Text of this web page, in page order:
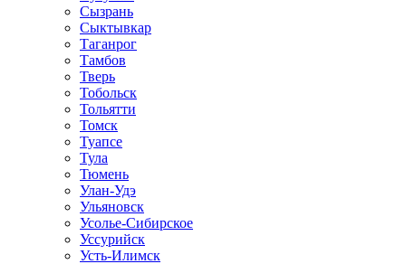
Сызрань
Сыктывкар
Таганрог
Тамбов
Тверь
Тобольск
Тольятти
Томск
Туапсе
Тула
Тюмень
Улан-Удэ
Ульяновск
Усолье-Сибирское
Уссурийск
Усть-Илимск